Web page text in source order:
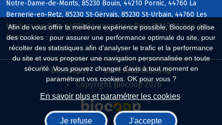
Afin de vous offrir la meilleure expérience possible, Biocoop utilise
des cookies : pour assurer une performance optimale du site, pour
récolter des statistiques afin d'analyser le trafic et la performance
du site et vous proposer une navigation personnalisée en toute
sécurité. Vous pouvez changer d'avis à tout moment en
paramétrant vos cookies. OK pour vous ?
En savoir plus et paramétrer les cookies
Je refuse J'accepte
Notre-Dame-de-Monts, 85230 Bouin, 44210 Pornic, 44760 La
Bernerie-en-Retz, 85230 St-Gervais, 85230 St-Urbain, 44760 Les
Moutiers-en-Retz, 44580 Bourgneuf-en-Retz, 85160 St-Jean-de-
Monts
Biocoop.fr
Le réseau Biocoop
Copyright Biocoop 2026